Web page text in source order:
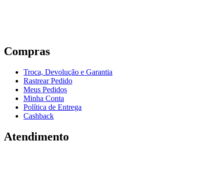
Compras
Troca, Devolução e Garantia
Rastrear Pedido
Meus Pedidos
Minha Conta
Política de Entrega
Cashback
Atendimento